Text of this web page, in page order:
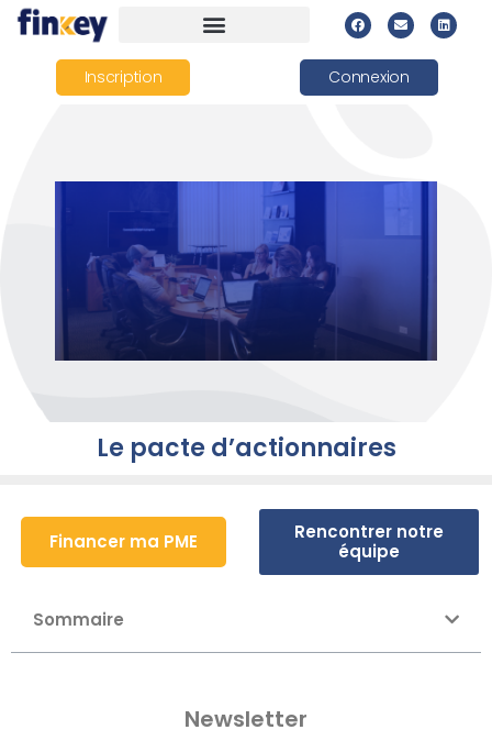
Inscription Connexion
Le pacte d’actionnaires
Financer ma PME
Rencontrer notre
équipe
Sommaire
Newsletter